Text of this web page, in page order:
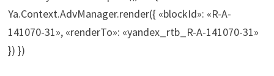
Ya.Context.AdvManager.render({ «blockId»: «R-A-
141070-31», «renderTo»: «yandex_rtb_R-A-141070-31»
}) })